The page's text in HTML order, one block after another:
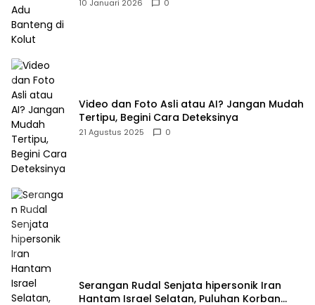
10 Januari 2026 0
Video dan Foto Asli atau AI? Jangan Mudah
Tertipu, Begini Cara Deteksinya
21 Agustus 2025 0
Serangan Rudal Senjata hipersonik Iran
Hantam Israel Selatan, Puluhan Korban